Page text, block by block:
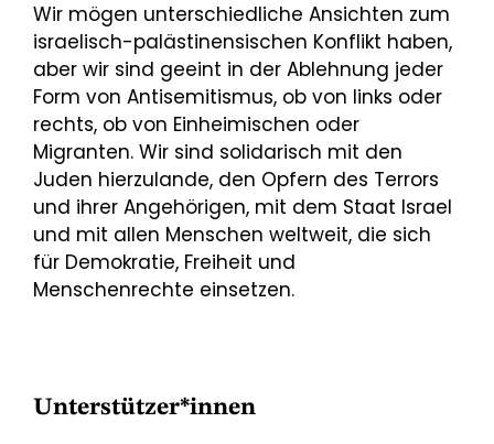
Wir mögen unterschiedliche Ansichten zum
israelisch-palästinensischen Konflikt haben,
aber wir sind geeint in der Ablehnung jeder
Form von Antisemitismus, ob von links oder
rechts, ob von Einheimischen oder
Migranten. Wir sind solidarisch mit den
Juden hierzulande, den Opfern des Terrors
und ihrer Angehörigen, mit dem Staat Israel
und mit allen Menschen weltweit, die sich
für Demokratie, Freiheit und
Menschenrechte einsetzen.
Unterstützer*innen